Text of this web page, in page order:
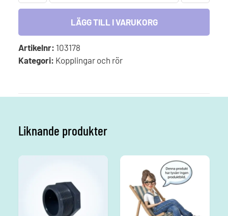
-
mängd
LÄGG TILL I VARUKORG
Artikelnr: 103178
Kategori: Kopplingar och rör
Liknande produkter